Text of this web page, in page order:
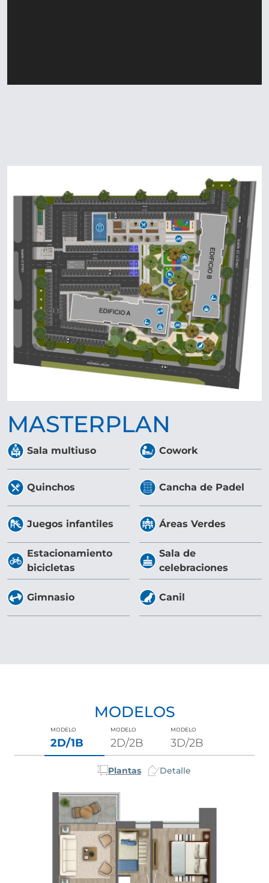
MASTERPLAN
Sala multiuso
Quinchos
Juegos infantiles
Estacionamiento
bicicletas
Gimnasio
Cowork
Cancha de Padel
Áreas Verdes
Sala de
celebraciones
Canil
MODELOS
MODELO
2D/1B
MODELO
2D/2B
MODELO
3D/2B
Plantas Detalle